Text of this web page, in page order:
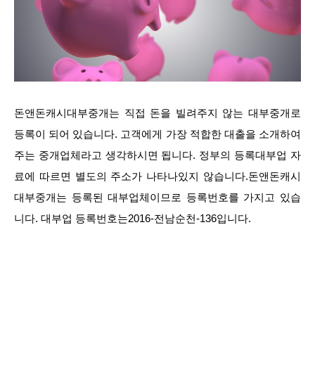
돈앤돈캐시대부중개는 직접 돈을 빌려주지 않는 대부중개로
등록이 되어 있습니다. 고객에게 가장 적합한 대출을 소개하여
주는 중개업체라고 생각하시면 됩니다. 정부의 등록대부업 자
료에 따르면 별도의 주소가 나타나있지 않습니다.돈앤돈캐시
대부중개는 등록된 대부업체이므로 등록번호를 가지고 있습
니다. 대부업 등록번호는2016-전남순천-136입니다.